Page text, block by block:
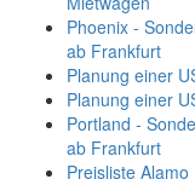
Phoenix -
ab Frankfurt
Planung einer
Planung einer
Portland -
ab Frankfurt
Preisliste Alamo